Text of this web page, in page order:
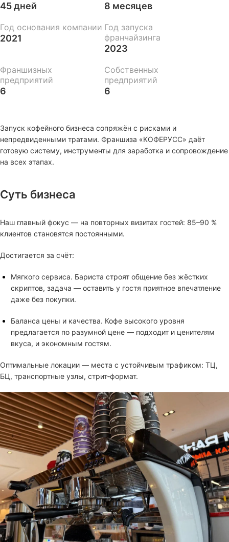
45 дней 8 месяцев
Год основания компании
2021
Год запуска
франчайзинга
2023
Франшизных
предприятий
6
Собственных
предприятий
6
Запуск кофейного бизнеса сопряжён с рисками и
непредвиденными тратами. Франшиза «КОФЕРУСС» даёт
готовую систему, инструменты для заработка и сопровождение
на всех этапах.
Суть бизнеса
Наш главный фокус — на повторных визитах гостей: 85–90 %
клиентов становятся постоянными.
Достигается за счёт:
Мягкого сервиса. Бариста строят общение без жёстких
скриптов, задача — оставить у гостя приятное впечатление
даже без покупки.
Баланса цены и качества. Кофе высокого уровня
предлагается по разумной цене — подходит и ценителям
вкуса, и экономным гостям.
Оптимальные локации — места с устойчивым трафиком: ТЦ,
БЦ, транспортные узлы, стрит‑формат.